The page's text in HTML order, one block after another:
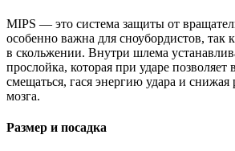
MIPS — это система защиты от
особенно важна для сноубордистов, так
в скольжении. Внутри шлема
прослойка, которая при ударе
смещаться, гася энергию удара и снижая
мозга.
Размер и посадка